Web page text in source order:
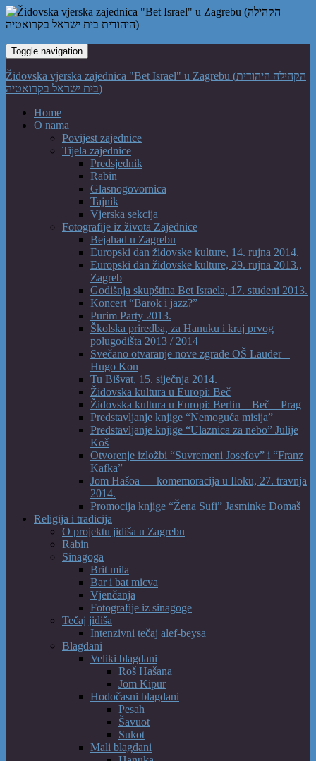
Toggle navigation
Židovska vjerska zajednica "Bet Israel" u Zagrebu (הקהילה היהודית
בית ישראל בקרואטיה)
Home
O nama
Povijest zajednice
Tijela zajednice
Predsjednik
Rabin
Glasnogovornica
Tajnik
Vjerska sekcija
Fotografije iz života Zajednice
Bejahad u Zagrebu
Europski dan židovske kulture, 14. rujna 2014.
Europski dan židovske kulture, 29. rujna 2013.,
Zagreb
Godišnja skupština Bet Israela, 17. studeni 2013.
Koncert “Barok i jazz?”
Purim Party 2013.
Školska priredba, za Hanuku i kraj prvog
polugodišta 2013 / 2014
Svečano otvaranje nove zgrade OŠ Lauder –
Hugo Kon
Tu Bišvat, 15. siječnja 2014.
Židovska kultura u Europi: Beč
Židovska kultura u Europi: Berlin – Beč – Prag
Predstavljanje knjige “Nemoguća misija”
Predstavljanje knjige “Ulaznica za nebo” Julije
Koš
Otvorenje izložbi “Suvremeni Josefov” i “Franz
Kafka”
Jom Hašoa — komemoracija u Iloku, 27. travnja
2014.
Promocija knjige “Žena Sufi” Jasminke Domaš
Religija i tradicija
O projektu jidiša u Zagrebu
Rabin
Sinagoga
Brit mila
Bar i bat micva
Vjenčanja
Fotografije iz sinagoge
Tečaj jidiša
Intenzivni tečaj alef-beysa
Blagdani
Veliki blagdani
Roš Hašana
Jom Kipur
Hodočasni blagdani
Pesah
Šavuot
Sukot
Mali blagdani